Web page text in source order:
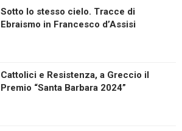
Sotto lo stesso cielo. Tracce di
Ebraismo in Francesco d’Assisi
Cattolici e Resistenza, a Greccio il
Premio “Santa Barbara 2024”